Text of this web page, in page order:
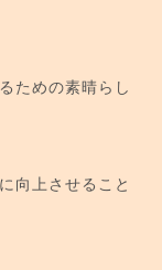
ための素晴らし
向上させること